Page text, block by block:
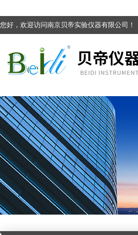
您好，欢迎访问南京贝帝实验仪器有限公司！